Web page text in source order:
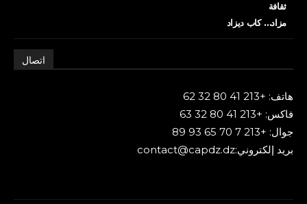
ثقافة
مزاد… كاب ديزاد
اتصال
هاتف: +213 41 80 32 62
فاكس: +213 41 80 32 63
جوال: +213 7 70 65 93 89
بريد إلكتروني:contact@capdz.dz